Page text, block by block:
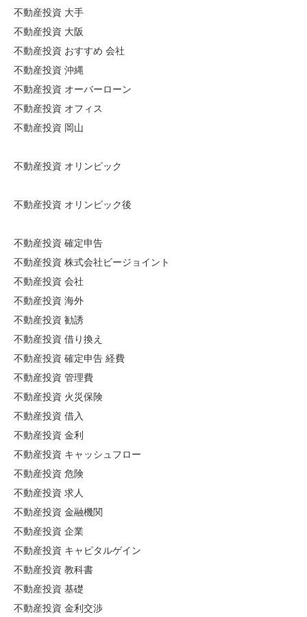
不動産投資 大手
不動産投資 大阪
不動産投資 おすすめ 会社
不動産投資 沖縄
不動産投資 オーバーローン
不動産投資 オフィス
不動産投資 岡山
不動産投資 オリンピック
不動産投資 オリンピック後
不動産投資 確定申告
不動産投資 株式会社ビージョイント
不動産投資 会社
不動産投資 海外
不動産投資 勧誘
不動産投資 借り換え
不動産投資 確定申告 経費
不動産投資 管理費
不動産投資 火災保険
不動産投資 借入
不動産投資 金利
不動産投資 キャッシュフロー
不動産投資 危険
不動産投資 求人
不動産投資 金融機関
不動産投資 企業
不動産投資 キャピタルゲイン
不動産投資 教科書
不動産投資 基礎
不動産投資 金利交渉